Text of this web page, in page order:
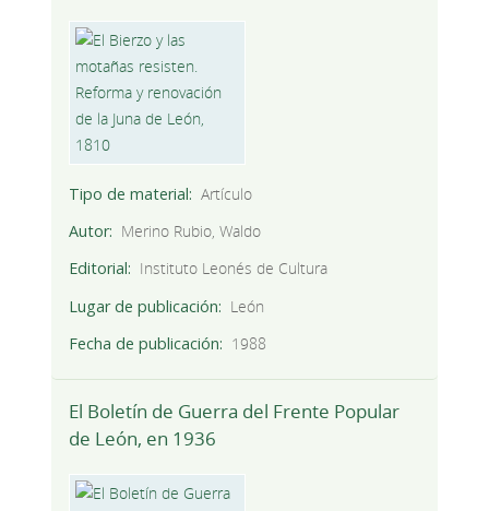
Tipo de material
Artículo
Autor
Merino Rubio, Waldo
Editorial
Instituto Leonés de Cultura
Lugar de publicación
León
Fecha de publicación
1988
El Boletín de Guerra del Frente Popular
de León, en 1936